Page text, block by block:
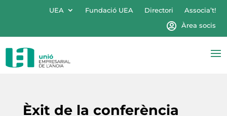
UEA Fundació UEA Directori
Associa’t!
Àrea socis
Èxit de la conferència